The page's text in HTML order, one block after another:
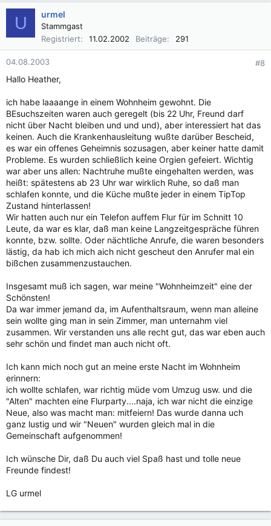
U urmel
Stammgast
Registriert
11.02.2002 Beiträge 291
04.08.2003 #8
Hallo Heather,
ich habe laaaange in einem Wohnheim gewohnt. Die
BEsuchszeiten waren auch geregelt (bis 22 Uhr, Freund darf
nicht über Nacht bleiben und und und), aber interessiert hat das
keinen. Auch die Krankenhausleitung wußte darüber Bescheid,
es war ein offenes Geheimnis sozusagen, aber keiner hatte damit
Probleme. Es wurden schließlich keine Orgien gefeiert. Wichtig
war aber uns allen: Nachtruhe mußte eingehalten werden, was
heißt: spätestens ab 23 Uhr war wirklich Ruhe, so daß man
schlafen konnte, und die Küche mußte jeder in einem TipTop
Zustand hinterlassen!
Wir hatten auch nur ein Telefon auffem Flur für im Schnitt 10
Leute, da war es klar, daß man keine Langzeitgespräche führen
konnte, bzw. sollte. Oder nächtliche Anrufe, die waren besonders
lästig, da hab ich mich aich nicht gescheut den Anrufer mal ein
bißchen zusammenzustauchen.
Insgesamt muß ich sagen, war meine "Wohnheimzeit" eine der
Schönsten!
Da war immer jemand da, im Aufenthaltsraum, wenn man alleine
sein wollte ging man in sein Zimmer, man unternahm viel
zusammen. Wir verstanden uns alle recht gut, das war eben auch
sehr schön und findet man auch nicht oft.
Ich kann mich noch gut an meine erste Nacht im Wohnheim
erinnern:
ich wollte schlafen, war richtig müde vom Umzug usw. und die
"Alten" machten eine Flurparty....naja, ich war nicht die einzige
Neue, also was macht man: mitfeiern! Das wurde danna uch
ganz lustig und wir "Neuen" wurden gleich mal in die
Gemeinschaft aufgenommen!
Ich wünsche Dir, daß Du auch viel Spaß hast und tolle neue
Freunde findest!
LG urmel